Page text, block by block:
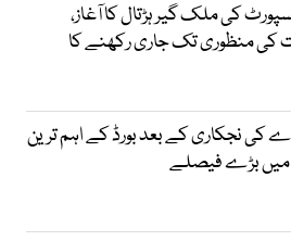
کی ملک گیر ہڑتال کا آغاز،
کی منظوری تک جاری رکھنے کا
کی نجکاری کے بعد بورڈ کے اہم ترین
بڑے فیصلے